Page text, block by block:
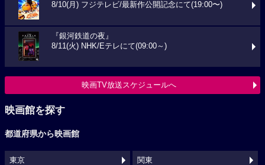
8/10(月) フジテレビ/最新作公開記念にて(19:00〜)
『銀河鉄道の夜』
8/11(火) NHK/Eテレにて(09:00～)
映画TV放送スケジュールへ
映画館を探す
都道府県から映画館
東京 関東